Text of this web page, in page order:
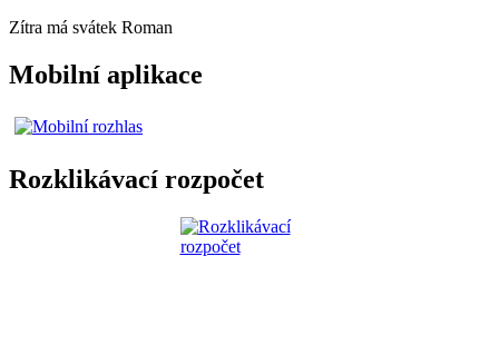
Zítra má svátek Roman
Mobilní aplikace
Rozklikávací rozpočet